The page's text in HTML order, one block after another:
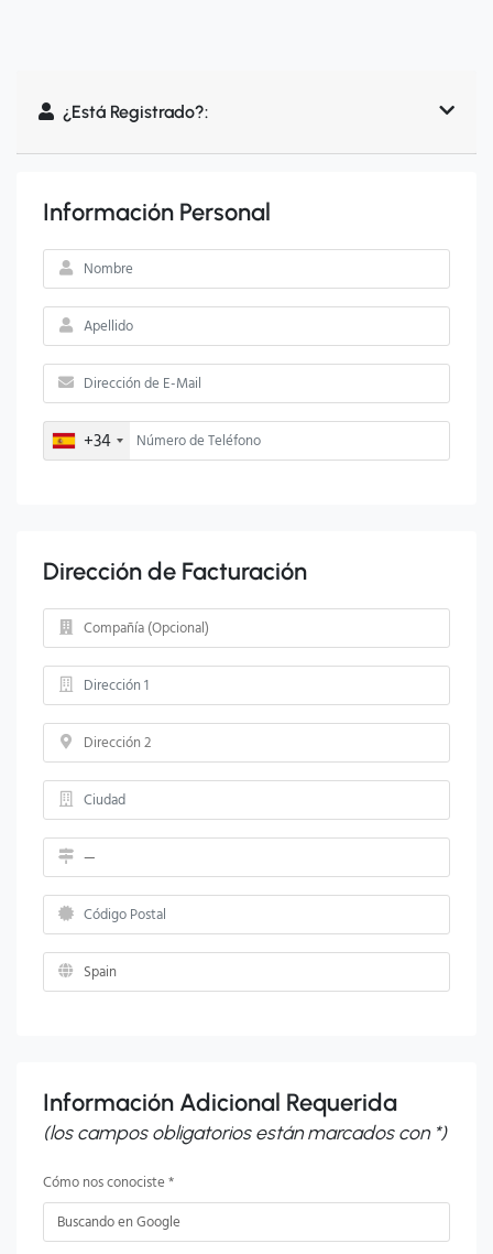
¿Está Registrado?:
Información Personal
+34
Dirección de Facturación
Información Adicional Requerida
(los campos obligatorios están marcados con *)
Cómo nos conociste *